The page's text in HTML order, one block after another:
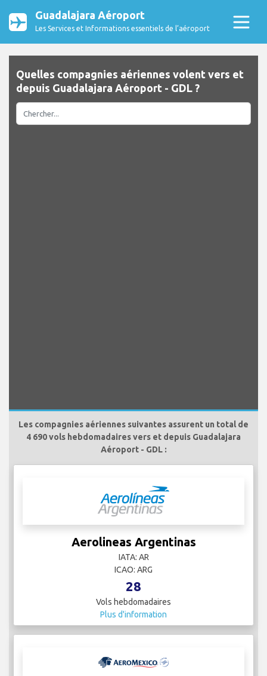
Guadalajara Aéroport
Les Services et Informations essentiels de l’aéroport
Quelles compagnies aériennes volent vers et
depuis Guadalajara Aéroport - GDL ?
Les compagnies aériennes suivantes assurent un total de
4 690 vols hebdomadaires vers et depuis Guadalajara
Aéroport - GDL :
Aerolineas Argentinas
IATA: AR
ICAO: ARG
28
Vols hebdomadaires
Plus d'information